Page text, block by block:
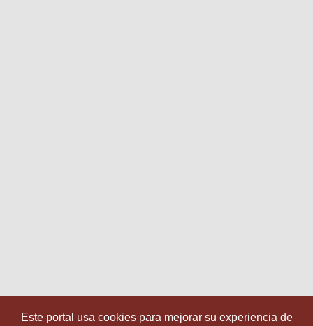
Este portal usa cookies para mejorar su experiencia de